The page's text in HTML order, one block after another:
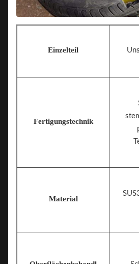
Einzelteil
Fertigungstechnik
Material